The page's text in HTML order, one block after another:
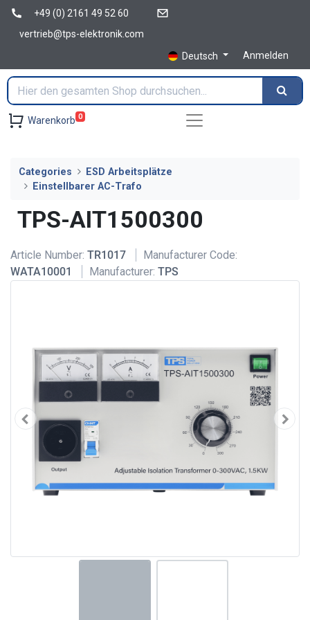
+49 (0) 2161 49 52 60
vertrieb@tps-elektronik.com
Deutsch
Anmelden
Warenkorb 0
Categories
ESD Arbeitsplätze
Einstellbarer AC-Trafo
TPS-AIT1500300
Article Number: TR1017
Manufacturer Code:
WATA10001
Manufacturer: TPS